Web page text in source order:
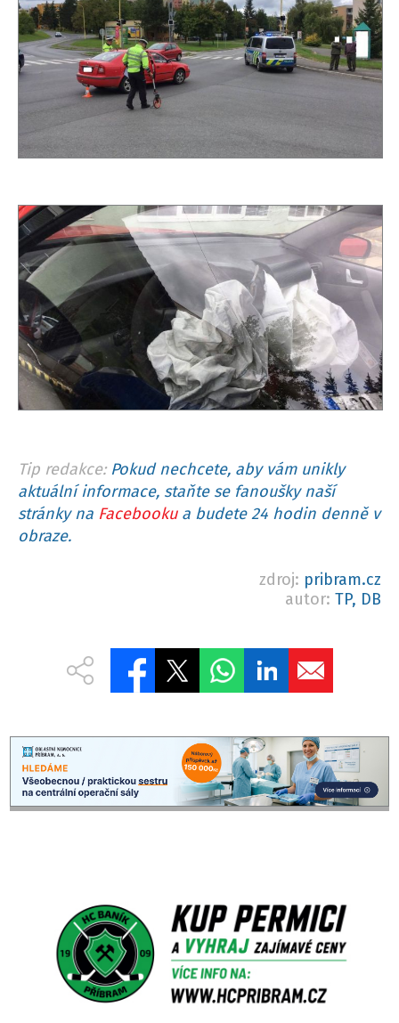
Tip redakce: Pokud nechcete, aby vám unikly
aktuální informace, staňte se fanoušky naší
stránky na Facebookua budete 24 hodin denně v
obraze.
zdroj: pribram.cz
autor: TP, DB